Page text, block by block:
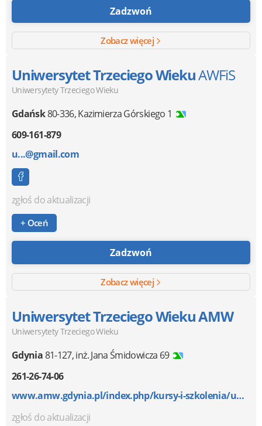
Zadzwoń
Zobacz więcej
Uniwersytet Trzeciego WiekuAWFiS
Uniwersytety Trzeciego Wieku
Gdańsk80-336,Kazimierza Górskiego 1
609-161-879
u...@gmail.com
zgłoś do aktualizacji
+ Oceń
Zadzwoń
Zobacz więcej
Uniwersytet Trzeciego Wieku AMW
Uniwersytety Trzeciego Wieku
Gdynia81-127,inż. Jana Śmidowicza 69
261-26-74-06
www.amw.gdynia.pl/index.php/kursy-i-szkolenia/uniwer...
zgłoś do aktualizacji